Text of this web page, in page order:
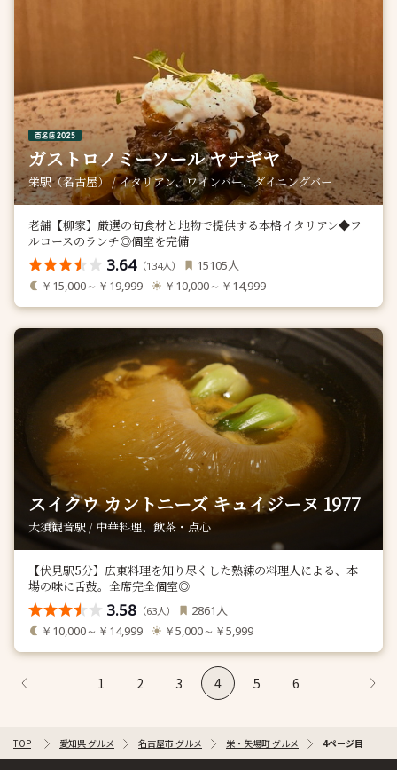
ガストロノミーソール ヤナギヤ
栄駅（名古屋） / イタリアン、ワインバー、ダイニングバー
老舗【柳家】厳選の旬食材と地物で提供する本格イタリアン◆フ
ルコースのランチ◎個室を完備
3.64（134人） 15105人
￥15,000～￥19,999 ￥10,000～￥14,999
スイクウ カントニーズ キュイジーヌ 1977
大須観音駅 / 中華料理、飲茶・点心
【伏見駅5分】広東料理を知り尽くした熟練の料理人による、本
場の味に舌鼓。全席完全個室◎
3.58 （63人） 2861 人
￥10,000～￥14,999 ￥5,000～￥5,999
1 2 3 4 5 6
TOP 愛知県 グルメ 名古屋市 グルメ 栄・矢場町 グルメ 4ページ目